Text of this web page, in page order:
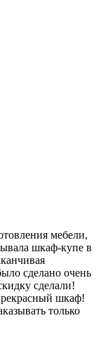
мебели,
шкаф-купе в
сделано очень
сделали!
шкаф!
только